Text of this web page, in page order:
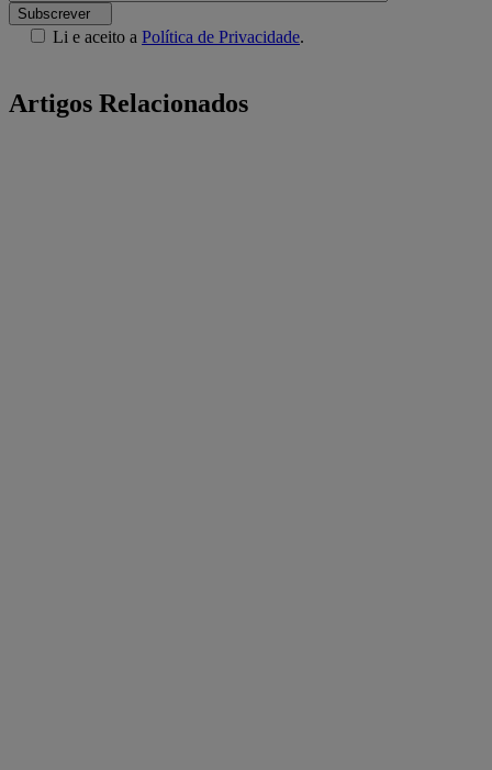
Subscrever
Li e aceito a Política de Privacidade.
Artigos Relacionados